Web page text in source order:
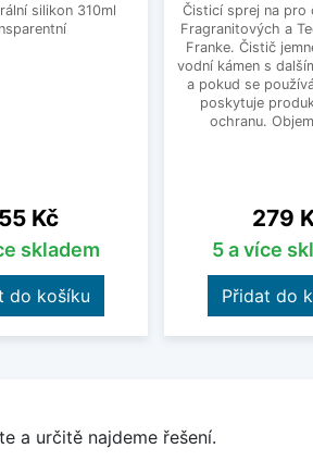
silikon 310ml
Kč
skladem
do košíku
Čisticí sprej na pro
Fragranitových a
Franke. Čistič
vodní kámen s
a pokud se
poskytuje
ochranu.
Cena
279
5 a více
Přidat do
a určitě najdeme řešení.